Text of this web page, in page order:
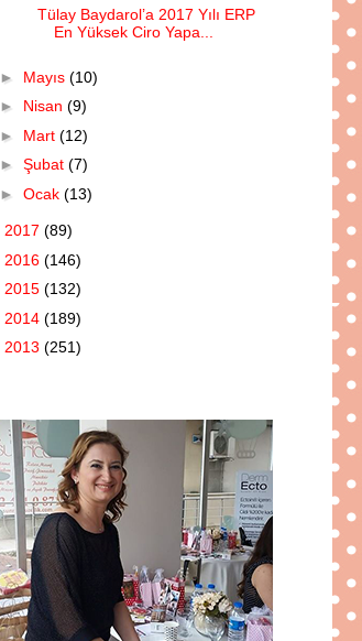
Tülay Baydarol’a 2017 Yılı ERP
En Yüksek Ciro Yapa...
► Mayıs (10)
► Nisan (9)
► Mart (12)
► Şubat (7)
► Ocak (13)
2017 (89)
2016 (146)
2015 (132)
2014 (189)
2013 (251)